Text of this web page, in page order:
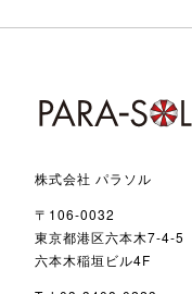
株式会社 パラソル
〒106-0032
東京都港区六本木7-4-5
六本木稲垣ビル4F